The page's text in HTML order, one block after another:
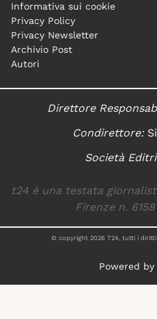
Informativa sui cookie
Privacy Policy
Privacy Newsletter
Archivio Post
Autori
Direttore
Condirettore:
Società
t24 è una testata
Firenze n.
© copyright 2026 T24, tutti i diritti
Powered by